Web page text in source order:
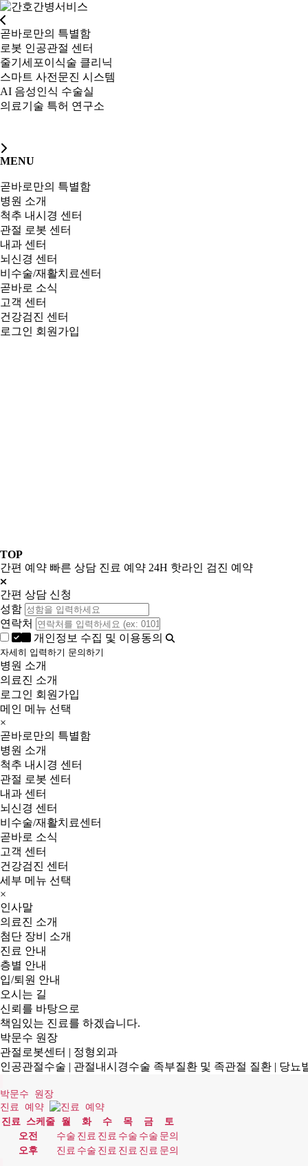
곧바로만의 특별함
로봇 인공관절 센터
줄기세포이식술 클리닉
스마트 사전문진 시스템
AI 음성인식 수술실
의료기술 특허 연구소
MENU
곧바로만의 특별함
병원 소개
척추 내시경 센터
관절 로봇 센터
내과 센터
뇌신경 센터
비수술/재활치료센터
곧바로 소식
고객 센터
건강검진 센터
로그인 회원가입
TOP
간편 예약 빠른 상담 진료 예약 24H 핫라인 검진 예약
간편 상담 신청
성함
연락처
개인정보 수집 및 이용동의
자세히 입력하기 문의하기
병원 소개
의료진 소개
로그인 회원가입
메인 메뉴 선택
×
곧바로만의 특별함
병원 소개
척추 내시경 센터
관절 로봇 센터
내과 센터
뇌신경 센터
비수술/재활치료센터
곧바로 소식
고객 센터
건강검진 센터
세부 메뉴 선택
×
인사말
의료진 소개
첨단 장비 소개
진료 안내
층별 안내
입/퇴원 안내
오시는 길
신뢰를 바탕으로
책임있는 진료를 하겠습니다.
박문수 원장
관절로봇센터 | 정형외과
인공관절수술 | 관절내시경수술 족부질환 및 족관절 질환 | 당뇨
박문수 원장
진료 예약
진료 스케줄
월 화 수 목 금
토
오전
수술 진료 진료 수술 수술 문의
오후
진료 수술 진료 진료 진료 문의